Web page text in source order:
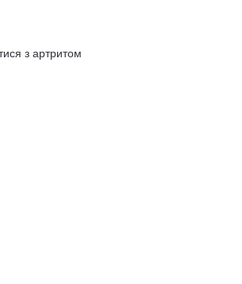
з артритом